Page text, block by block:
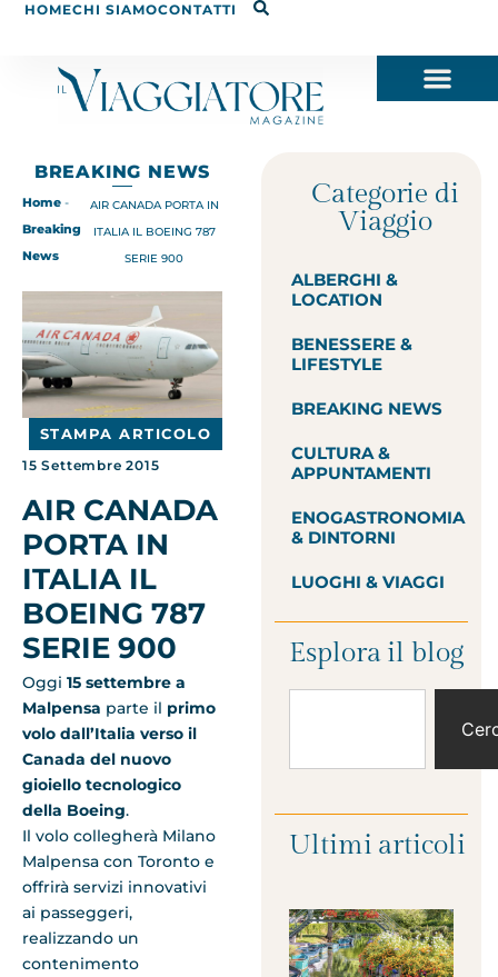
HOMECHI SIAMOCONTATTI
BREAKING NEWS
Home -
Breaking
News
AIR CANADA PORTA IN
ITALIA IL BOEING 787
SERIE 900
STAMPA ARTICOLO
15 Settembre 2015
AIR CANADA
PORTA IN
ITALIA IL
BOEING 787
SERIE 900
Oggi 15 settembre a
Malpensa parte il primo
volo dall’Italia verso il
Canada del nuovo
gioiello tecnologico
della Boeing.
Il volo collegherà Milano
Malpensa con Toronto e
offrirà servizi innovativi
ai passeggeri,
realizzando un
contenimento
Categorie di
Viaggio
ALBERGHI &
LOCATION
BENESSERE &
LIFESTYLE
BREAKING NEWS
CULTURA &
APPUNTAMENTI
ENOGASTRONOMIA
& DINTORNI
LUOGHI & VIAGGI
Esplora il blog
Ultimi articoli